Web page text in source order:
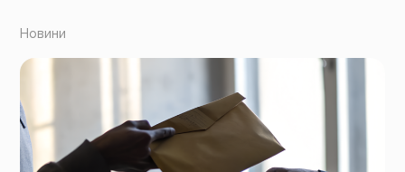
Новини